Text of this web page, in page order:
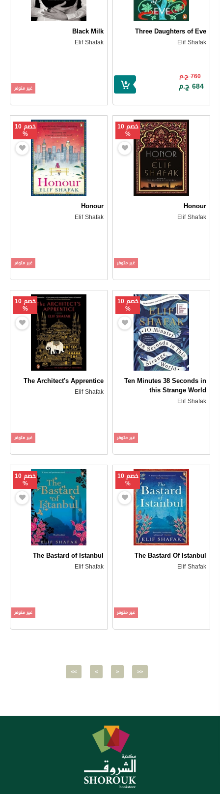
Three Daughters of Eve
Elif Shafak
760 ج.م
684 ج.م
Black Milk
Elif Shafak
غير متوفر
خصم 10
%
Honour
Elif Shafak
غير متوفر
خصم 10
%
Honour
Elif Shafak
غير متوفر
خصم 10
%
Ten Minutes 38 Seconds in
this Strange World
Elif Shafak
غير متوفر
خصم 10
%
The Architect's Apprentice
Elif Shafak
غير متوفر
خصم 10
%
The Bastard Of Istanbul
Elif Shafak
غير متوفر
خصم 10
%
The Bastard of Istanbul
Elif Shafak
غير متوفر
<< < > >>